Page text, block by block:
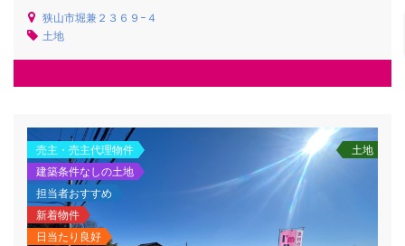
狭山市堀兼２３６９−４
土地
売主・売主代理物件
建築条件なしの土地
担当者おすすめ
新着物件
日当たり良好
土地
top-
manager/wp-